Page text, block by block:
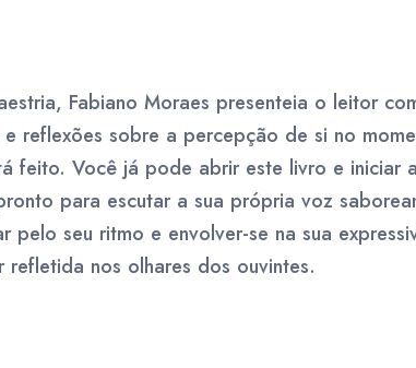
Fabiano Moraes presenteia o leitor
reflexões sobre a percepção de si no
feito. Você já pode abrir este livro e iniciar
para escutar a sua própria voz
pelo seu ritmo e envolver-se na sua
nos olhares dos ouvintes.